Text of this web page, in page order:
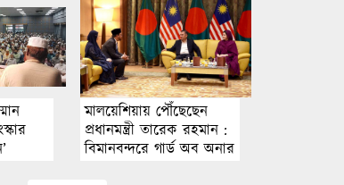
মালয়েশিয়ায় পৌঁছেছেন
প্রধানমন্ত্রী তারেক রহমান :
বিমানবন্দরে গার্ড অব অনার